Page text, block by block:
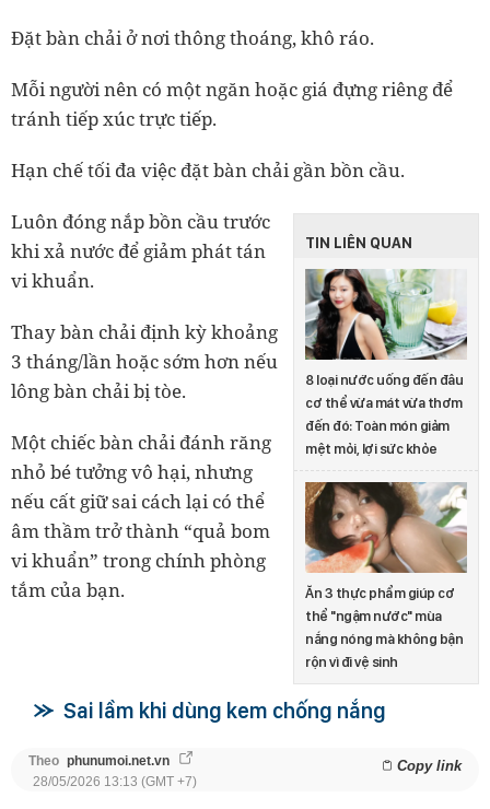
Đặt bàn chải ở nơi thông thoáng, khô ráo.
Mỗi người nên có một ngăn hoặc giá đựng riêng để
tránh tiếp xúc trực tiếp.
Hạn chế tối đa việc đặt bàn chải gần bồn cầu.
TIN LIÊN QUAN
8 loại nước uống đến đâu
cơ thể vừa mát vừa thơm
đến đó: Toàn món giảm
mệt mỏi, lợi sức khỏe
Ăn 3 thực phẩm giúp cơ
thể "ngậm nước" mùa
nắng nóng mà không bận
rộn vì đi vệ sinh
Luôn đóng nắp bồn cầu trước
khi xả nước để giảm phát tán
vi khuẩn.
Thay bàn chải định kỳ khoảng
3 tháng/lần hoặc sớm hơn nếu
lông bàn chải bị tòe.
Một chiếc bàn chải đánh răng
nhỏ bé tưởng vô hại, nhưng
nếu cất giữ sai cách lại có thể
âm thầm trở thành “quả bom
vi khuẩn” trong chính phòng
tắm của bạn.
Sai lầm khi dùng kem chống nắng
Theo phunumoi.net.vn Copy link
28/05/2026 13:13 (GMT +7)